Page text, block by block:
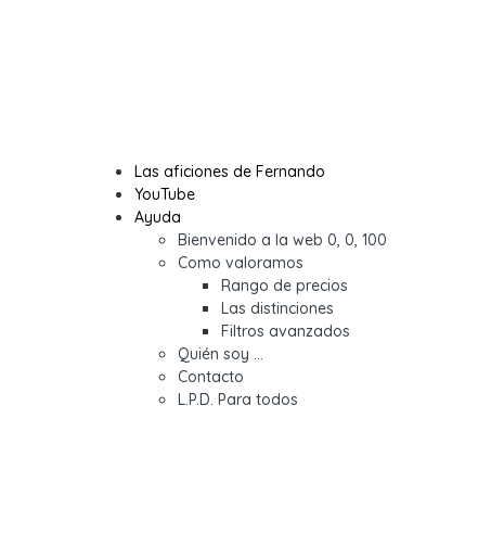
Las aficiones de Fernando
YouTube
Ayuda
Bienvenido a la web 0, 0, 100
Como valoramos
Rango de precios
Las distinciones
Filtros avanzados
Quién soy …
Contacto
L.P.D. Para todos